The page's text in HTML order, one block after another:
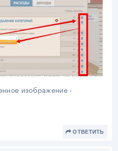
изображение -
ОТВЕТИТЬ